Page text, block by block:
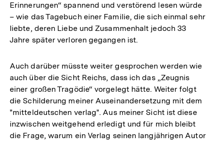
Erinnerungen“ spannend und verstörend lesen würde
– wie das Tagebuch einer Familie, die sich einmal sehr
liebte, deren Liebe und Zusammenhalt jedoch 33
Jahre später verloren gegangen ist.
Auch darüber müsste weiter gesprochen werden wie
auch über die Sicht Reichs, dass ich das „Zeugnis
einer großen Tragödie“ vorgelegt hätte. Weiter folgt
die Schilderung meiner Auseinandersetzung mit dem
"mitteldeutschen verlag". Aus meiner Sicht ist diese
inzwischen weitgehend erledigt und für mich bleibt
die Frage, warum ein Verlag seinen langjährigen Autor